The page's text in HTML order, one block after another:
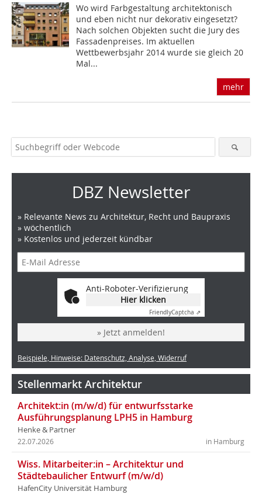
Wo wird Farbgestaltung architektonisch
und eben nicht nur dekorativ eingesetzt?
Nach solchen Objekten sucht die Jury des
Fassaden­preises. Im aktuellen
Wettbewerbsjahr 2014 wurde sie gleich 20
Mal...
mehr
DBZ Newsletter
» Relevante News zu Architektur, Recht und Baupraxis
» wöchentlich
» Kostenlos und jederzeit kündbar
Anti-Roboter-Verifizierung
Hier klicken
FriendlyCaptcha ⇗
» Jetzt anmelden!
Beispiele, Hinweise: Datenschutz, Analyse, Widerruf
Stellenmarkt Architektur
Architekt:in (m/w/d) für entwurfsstarke
Ausführungsplanung LPH5 in Hamburg
Henke & Partner
in Hamburg
22.07.2026
Wiss. Mitarbeiter:in – Architektur und
Städtebaulicher Entwurf (m/w/d)
HafenCity Universität Hamburg